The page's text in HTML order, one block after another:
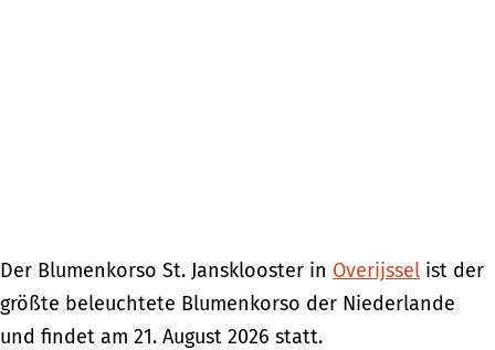
Der Blumenkorso St. Jansklooster in Overijssel ist der
größte beleuchtete Blumenkorso der Niederlande
und findet am 21. August 2026 statt.